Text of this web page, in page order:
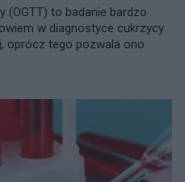
(OGTT) to badanie bardzo
w diagnostyce cukrzycy
oprócz tego pozwala ono